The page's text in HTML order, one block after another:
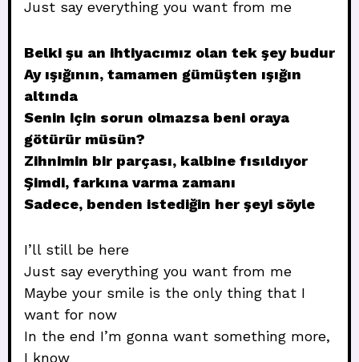
Just say everything you want from me
Belki şu an ihtiyacımız olan tek şey budur
Ay ışığının, tamamen gümüşten ışığın
altında
Senin için sorun olmazsa beni oraya
götürür müsün?
Zihnimin bir parçası, kalbine fısıldıyor
Şimdi, farkına varma zamanı
Sadece, benden istediğin her şeyi söyle
I’ll still be here
Just say everything you want from me
Maybe your smile is the only thing that I
want for now
In the end I’m gonna want something more,
I know